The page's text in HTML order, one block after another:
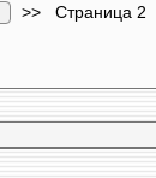
>> Страница 2